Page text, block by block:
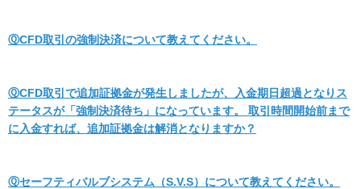
ⓆCFD取引の強制決済について教えてください。
ⓆCFD取引で追加証拠金が発生しましたが、入金期日超過となりス
テータスが「強制決済待ち」になっています。 取引時間開始前まで
に入金すれば、追加証拠金は解消となりますか？
Ⓠセーフティバルブシステム（S.V.S）について教えてください。